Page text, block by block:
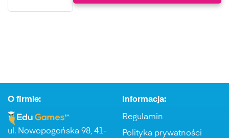
O firmie:
ul. Nowopogońska 98, 41-
Informacja:
Regulamin
Polityka prywatności